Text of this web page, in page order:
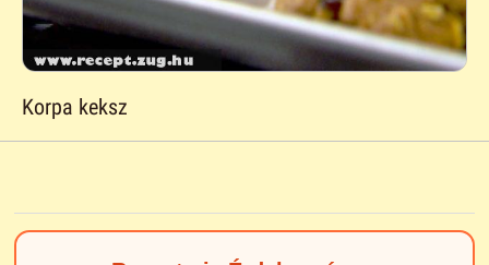
Korpa keksz